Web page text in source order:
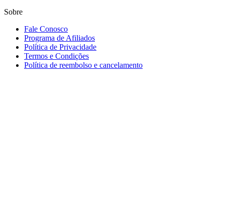
Sobre
Fale Conosco
Programa de Afiliados
Política de Privacidade
Termos e Condições
Política de reembolso e cancelamento